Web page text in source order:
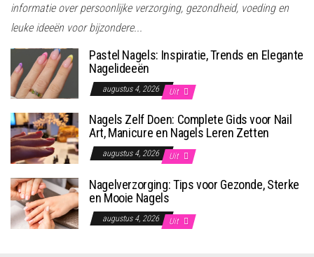
informatie over persoonlijke verzorging, gezondheid, voeding en
leuke ideeën voor bijzondere...
Pastel Nagels: Inspiratie, Trends en Elegante
Nagelideeën
augustus 4, 2026 Uit
Nagels Zelf Doen: Complete Gids voor Nail
Art, Manicure en Nagels Leren Zetten
augustus 4, 2026 Uit
Nagelverzorging: Tips voor Gezonde, Sterke
en Mooie Nagels
augustus 4, 2026 Uit